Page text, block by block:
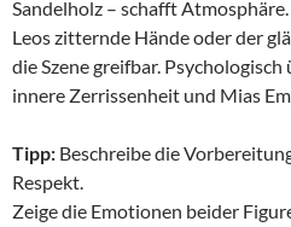
Sandelholz – schafft
Leos zitternde Hände oder der
die Szene greifbar.
innere Zerrissenheit und Mias
Tipp: Beschreibe die
Respekt.
Zeige die Emotionen beider